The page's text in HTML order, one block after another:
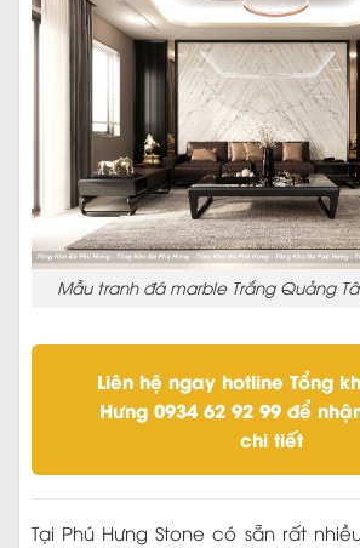
Mẫu tranh đá marble Trắng Quảng
Liên hệ ngay hotline Tổng
Hưng 0934 62 92 99 để
chi tiết
Tại Phú Hưng Stone có sẵn rất